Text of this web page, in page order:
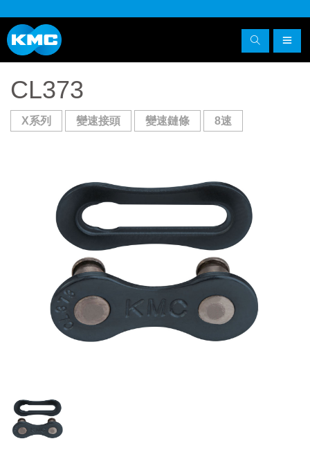
CL373
X系列 變速接頭 變速鏈條 8速